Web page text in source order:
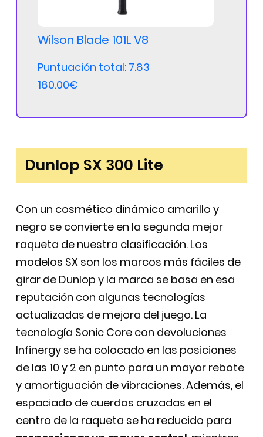
Wilson Blade 101L V8
Puntuación total: 7.83
180.00€
Dunlop SX 300 Lite
Con un cosmético dinámico amarillo y
negro se convierte en la segunda mejor
raqueta de nuestra clasificación. Los
modelos SX son los marcos más fáciles de
girar de Dunlop y la marca se basa en esa
reputación con algunas tecnologías
actualizadas de mejora del juego. La
tecnología Sonic Core con devoluciones
Infinergy se ha colocado en las posiciones
de las 10 y 2 en punto para un mayor rebote
y amortiguación de vibraciones. Además, el
espaciado de cuerdas cruzadas en el
centro de la raqueta se ha reducido para